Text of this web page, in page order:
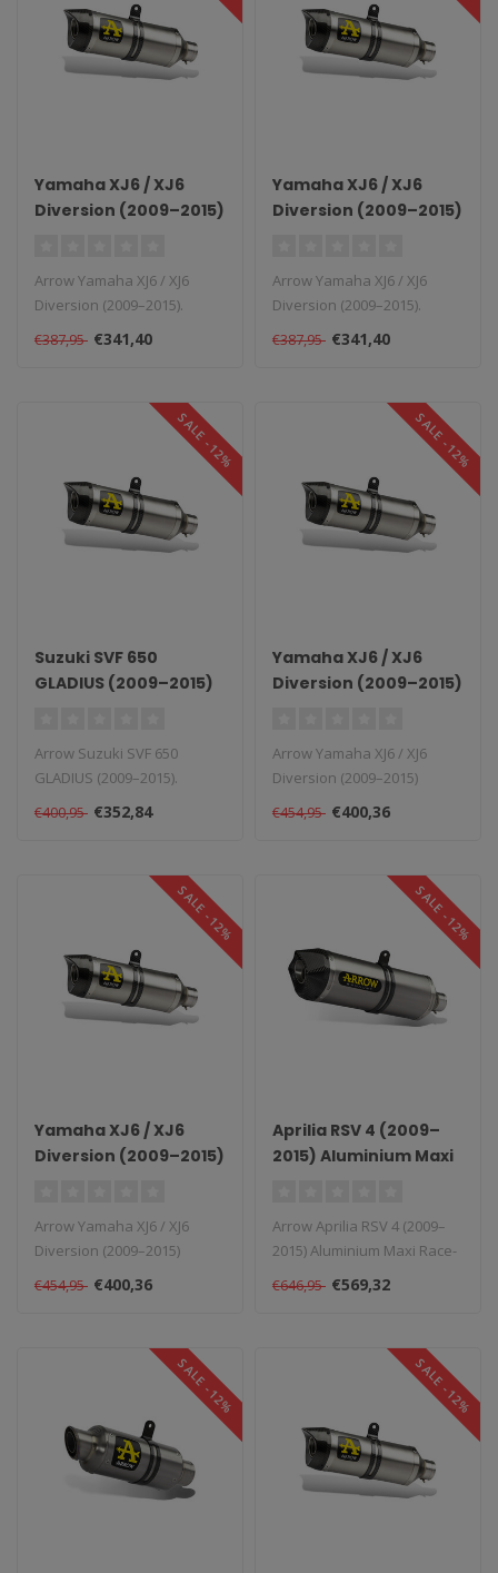
Yamaha XJ6 / XJ6
Diversion (2009–2015)
Arrow Yamaha XJ6 / XJ6
Diversion (2009–2015).
Levertijd: 1–4 weken...
€387,95 €341,40
Yamaha XJ6 / XJ6
Diversion (2009–2015)
Arrow Yamaha XJ6 / XJ6
Diversion (2009–2015).
Levertijd: 1–4 weken...
€387,95 €341,40
SALE -12%
Suzuki SVF 650
GLADIUS (2009–2015)
Arrow Suzuki SVF 650
GLADIUS (2009–2015).
Levertijd: 1–4 weken...
€400,95 €352,84
SALE -12%
Yamaha XJ6 / XJ6
Diversion (2009–2015)
Arrow Yamaha XJ6 / XJ6
Diversion (2009–2015)
Aluminium Race-Tech Slip-
On. Type..
€454,95 €400,36
SALE -12%
Yamaha XJ6 / XJ6
Diversion (2009–2015)
Arrow Yamaha XJ6 / XJ6
Diversion (2009–2015)
Aluminium Race-Tech Slip-
On. Type..
€454,95 €400,36
SALE -12%
Aprilia RSV 4 (2009–
2015) Aluminium Maxi
Arrow Aprilia RSV 4 (2009–
2015) Aluminium Maxi Race-
Tech Slip-On. Type: Maxi R..
€646,95 €569,32
SALE -12% SALE -12%